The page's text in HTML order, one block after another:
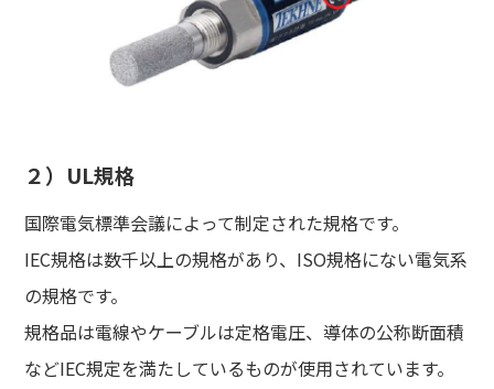
２）UL規格
国際電気標準会議によって制定された規格です。
IEC規格は数千以上の規格があり、ISO規格にない電気系
の規格です。
規格品は電線やケーブルは定格電圧、導体の公称断面積
などIEC規定を満たしているものが使用されています。